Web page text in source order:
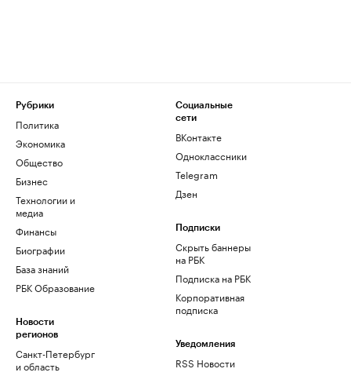
Рубрики
Политика
Экономика
Общество
Бизнес
Технологии и
медиа
Финансы
Биографии
База знаний
РБК Образование
Новости
регионов
Санкт-Петербург
и область
Социальные
сети
ВКонтакте
Одноклассники
Telegram
Дзен
Подписки
Скрыть баннеры
на РБК
Подписка на РБК
Корпоративная
подписка
Уведомления
RSS Новости